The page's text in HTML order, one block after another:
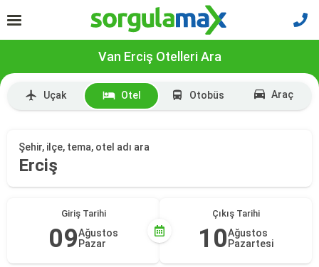
Van Erciş Otelleri Ara
Uçak Otel Otobüs Araç
Şehir, ilçe, tema, otel adı ara
Erciş
Giriş Tarihi
09Ağustos
Pazar
Çıkış Tarihi
10Ağustos
Pazartesi